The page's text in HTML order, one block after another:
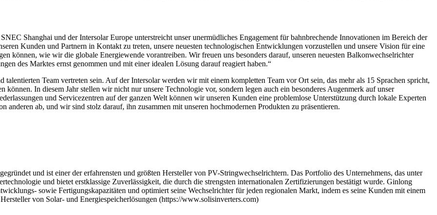
Shanghai und der Intersolar Europe unterstreicht unser unermüdliches Engagement für bahnbrechende Innovationen im Bereich der
Kunden und Partnern in Kontakt zu treten, unsere neuesten technologischen Entwicklungen vorzustellen und unsere Vision für eine
können, wie wir die globale Energiewende vorantreiben. Wir freuen uns besonders darauf, unseren neuesten Balkonwechselrichter
des Marktes ernst genommen und mit einer idealen Lösung darauf reagiert haben.“
Team vertreten sein. Auf der Intersolar werden wir mit einem kompletten Team vor Ort sein, das mehr als 15 Sprachen spricht,
können. In diesem Jahr stellen wir nicht nur unsere Technologie vor, sondern legen auch ein besonderes Augenmerk auf unser
und Servicezentren auf der ganzen Welt können wir unseren Kunden eine problemlose Unterstützung durch lokale Experten
anderen ab, und wir sind stolz darauf, ihn zusammen mit unseren hochmodernen Produkten zu präsentieren.
und ist einer der erfahrensten und größten Hersteller von PV-Stringwechselrichtern. Das Portfolio des Unternehmens, das unter
und bietet erstklassige Zuverlässigkeit, die durch die strengsten internationalen Zertifizierungen bestätigt wurde. Ginlong
sowie Fertigungskapazitäten und optimiert seine Wechselrichter für jeden regionalen Markt, indem es seine Kunden mit einem
von Solar- und Energiespeicherlösungen (https://www.solisinverters.com)